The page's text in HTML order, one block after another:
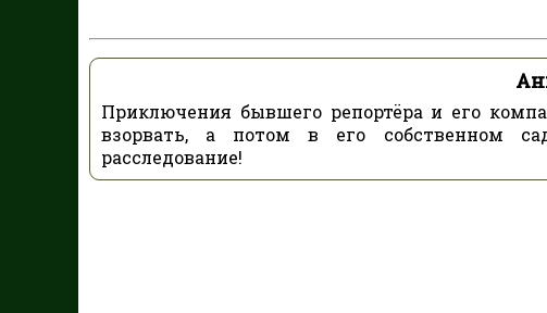
Приключения бывшего репортёра и его
взорвать, а потом в его собственном
расследование!